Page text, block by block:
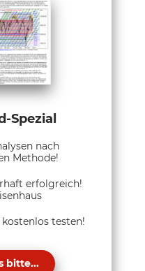
Spezial
nach
Methode!
erfolgreich!
testen!
bitte...